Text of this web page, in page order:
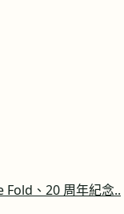
Fold、20 周年紀念..